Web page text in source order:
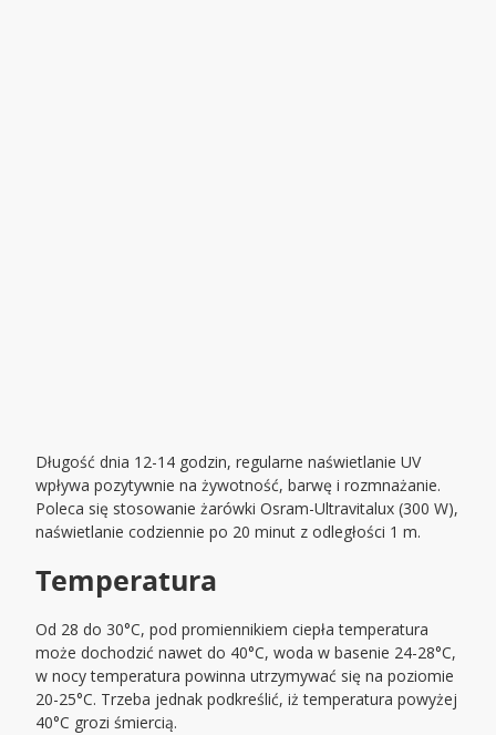
Długość dnia 12-14 godzin, regularne naświetlanie UV
wpływa pozytywnie na żywotność, barwę i rozmnażanie.
Poleca się stosowanie żarówki Osram-Ultravitalux (300 W),
naświetlanie codziennie po 20 minut z odległości 1 m.
Temperatura
Od 28 do 30°C, pod promiennikiem ciepła temperatura
może dochodzić nawet do 40°C, woda w basenie 24-28°C,
w nocy temperatura powinna utrzymywać się na poziomie
20-25°C. Trzeba jednak podkreślić, iż temperatura powyżej
40°C grozi śmiercią.